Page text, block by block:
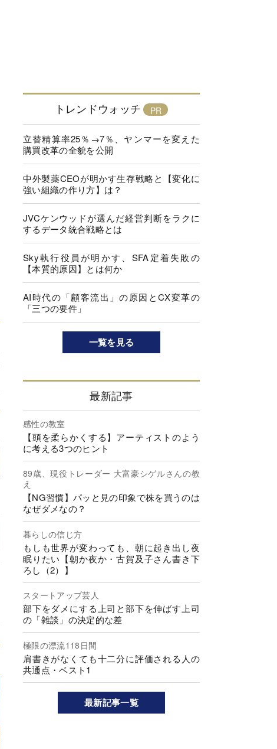
トレンドウォッチ
立替精算率25％→7％、ヤンマーを変えた
購買改革の全貌を公開
中外製薬CEOが明かす生存戦略と【変化に
強い組織の作り方】は？
JVCケンウッドが選んだ経営判断をラクに
するデータ統合戦略とは
Sky執行役員が明かす、SFA定着失敗の
【本質的原因】とは何か
AI時代の「顧客流出」の原因とCX変革の
「三つの要件」
一覧を見る
最新記事
感性の教室
【頭を柔らかくする】アーティストのよう
に考える3つのヒント
89歳、現役トレーダー 大富豪シゲルさんの教
え
【NG習慣】パッと見の印象で株を買うのは
なぜダメなの？
暮らしの信じ方
もしも世界が変わっても、朝に起き出し夜
眠りたい【朝か夜か・古賀及子さん書き下
ろし（2）】
スタートアップ芸人
部下をダメにする上司と部下を伸ばす上司
の「雑談」の決定的な差
極限の漂流118日間
肩書きがなくても十二分に評価される人の
共通点・ベスト1
最新記事一覧